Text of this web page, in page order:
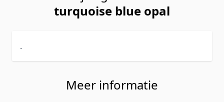
turquoise blue opal
.
Meer informatie